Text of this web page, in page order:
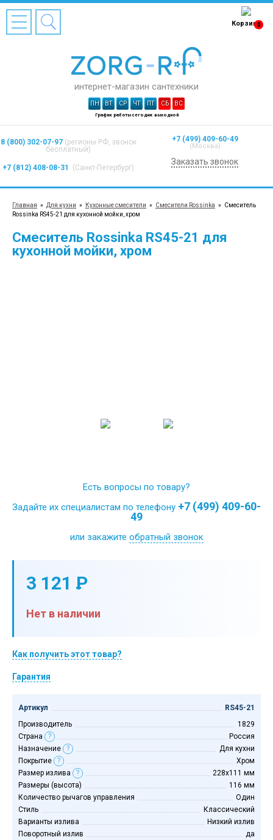
интернет-магазин сантехники
8 (800) 302-07-97 (регионы РФ, звонок
бесплатный)
+7 (499) 409-60-49
(Москва)
+7 (812) 408-08-31 (Санкт-Петербург)
Заказать звонок
ПН ВТ СР ЧТ ПТ СБ ВС
График работы сегодня: выходной
0
Корзина
Главная » Для кухни » Кухонные смесители » Смесители Rossinka » Смеситель
Rossinka RS45-21 для кухонной мойки, хром
Смеситель Rossinka RS45-21 для
кухонной мойки, хром
Есть вопросы по товару?
Задайте их специалистам по телефону +7 (499) 409-60-
49
или закажите обратный звонок
3 121 P
-
Нет в наличии
Как получить этот товар?
Гарантия
Артикул
RS45-21
Производитель
1829
Страна
?
Россия
Назначение
?
Для кухни
Покрытие
?
Хром
Размер излива
?
228х111 мм
Размеры (высота)
116 мм
Количество рычагов управления
Один
Стиль
Классический
Варианты излива
Низкий излив
Поворотный излив
да